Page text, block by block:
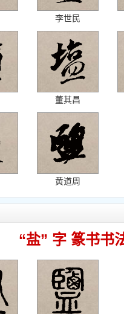
李世民
董其昌
黄道周
“盐” 字 篆书书